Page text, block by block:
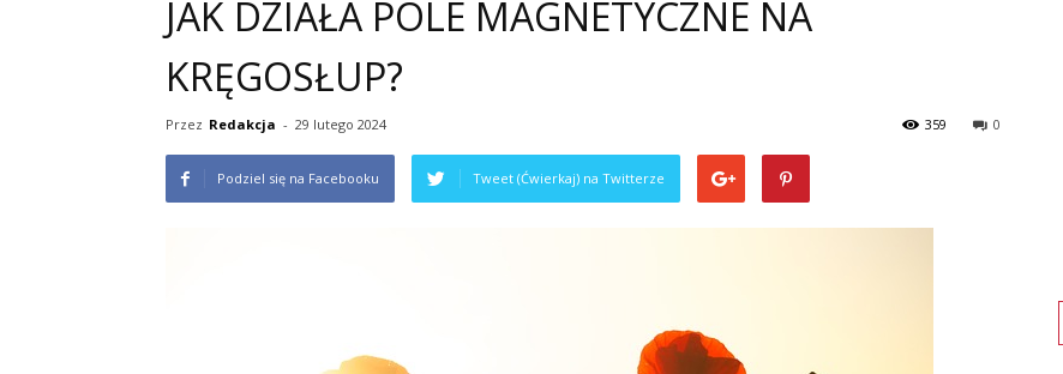
JAK DZIAŁA POLE MAGNETYCZNE NA
KRĘGOSŁUP?
Przez Redakcja - 29 lutego 2024 0
359
Podziel się na Facebooku Tweet (Ćwierkaj) na Twitterze